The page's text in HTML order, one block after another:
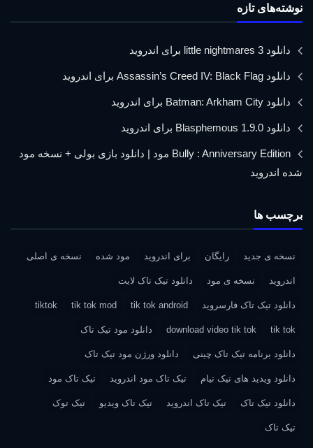
نوشته‌های تازه
دانلود little nightmares 3 برای اندروید
دانلود Assassin’s Creed IV: Black Flag برای اندروید
دانلود Batman: Arkham City برای اندروید
دانلود Blasphemous 1.9.0 برای اندروید
Bully : Anniversary Edition مود | دانلود بازی بولی + نسخه مود
شده اندروید
برچسب ها
نسخه ی جدید رایگان برای اندروید مود شده نسخه ی اصلی
اندروید نسخه ی مود دانلود تیک تاک لایت
دانلود تیک تاک فارسروید tik tok android
tik tok mod
tiktok
tik tok
download video tik tok دانلود مود تیک تاک
دانلود برنامه تیک تاک چینی دانلود ورژن مود تیک تاک
دانلود ویدید های تیک تیام تیک تاک مود اندروید تیک تاک مود
دانلود تیک تاک تیک تاک اندروید تیک تاک ویدیو تیک توک
تیک تاک